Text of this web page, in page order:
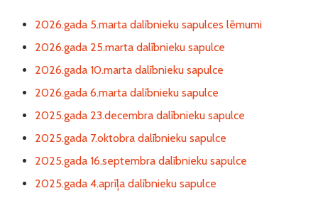
2026.gada 5.marta dalībnieku sapulces lēmumi
2026.gada 25.marta dalībnieku sapulce
2026.gada 10.marta dalībnieku sapulce
2026.gada 6.marta dalībnieku sapulce
2025.gada 23.decembra dalībnieku sapulce
2025.gada 7.oktobra dalībnieku sapulce
2025.gada 16.septembra dalībnieku sapulce
2025.gada 4.aprīļa dalībnieku sapulce